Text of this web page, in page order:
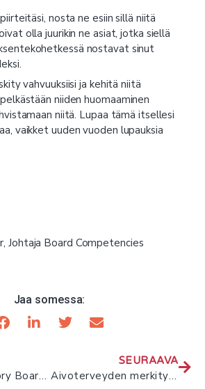
nosta ne esiin sillä niitä
olla juurikin ne asiat, jotka siellä
nostavat sinut
vahvuuksiisi ja kehitä niitä
niiden huomaaminen
niitä. Lupaa tämä itsellesi
vaikket uuden vuoden lupauksia
Johtaja Board Competencies
Jaa somessa:
InHuntin Advisory Board -toimintamalli täydentyi uudella konseptilla, Navigaattorilla
SEURAAVA
Aivoterveyden merkitys työelämässä